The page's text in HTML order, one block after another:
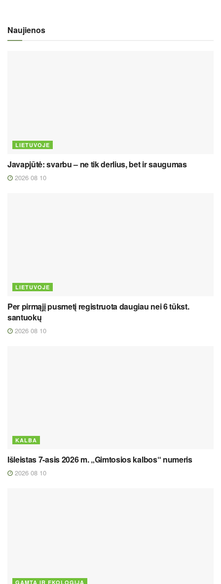
Naujienos
LIETUVOJE
Javapjūtė: svarbu – ne tik derlius, bet ir saugumas
2026 08 10
LIETUVOJE
Per pirmąjį pusmetį registruota daugiau nei 6 tūkst.
santuokų
2026 08 10
KALBA
Išleistas 7-asis 2026 m. „Gimtosios kalbos“ numeris
2026 08 10
GAMTA IR EKOLOGIJA